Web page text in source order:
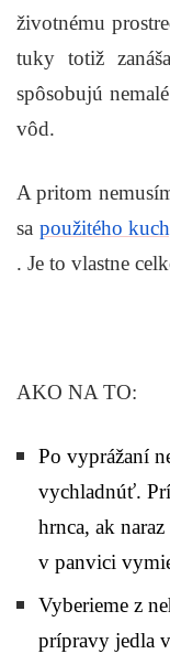
životnému
tuky totiž
spôsobujú
vôd.
A pritom
sa použitého
. Je to vlastne
AKO NA TO:
Po vyprážaní
vychladnúť.
hrnca, ak
v panvici
Vyberieme z
prípravy jedla